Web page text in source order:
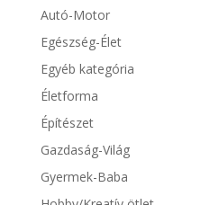
Autó-Motor
Egészség-Élet
Egyéb kategória
Életforma
Építészet
Gazdaság-Világ
Gyermek-Baba